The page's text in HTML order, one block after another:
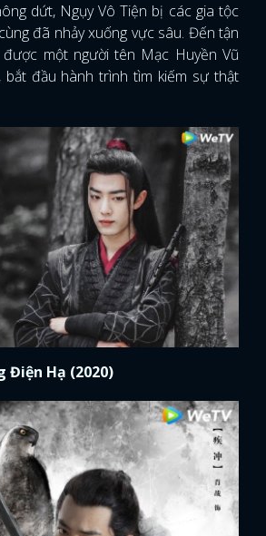
dứt, Ngụy Vô Tiện bị các gia tộc
đã nhảy xuống vực sâu. Đến tận
một người tên Mạc Huyền Vũ
bắt đầu hành trình tìm kiếm sự thật
Điện Hạ (2020)